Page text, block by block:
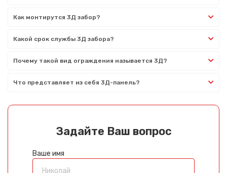
Как монтирутся 3Д забор?
Какой срок службы 3Д забора?
Почему такой вид ограждения называется 3Д?
Что представляет из себя 3Д-панель?
Задайте Ваш вопрос
Ваше имя